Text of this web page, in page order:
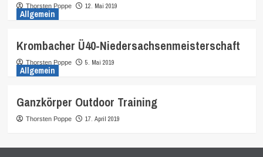
Thorsten Poppe 12. Mai 2019
Allgemein
Krombacher Ü40-Niedersachsenmeisterschaft
Thorsten Poppe 5. Mai 2019
Allgemein
Ganzkörper Outdoor Training
Thorsten Poppe 17. April 2019